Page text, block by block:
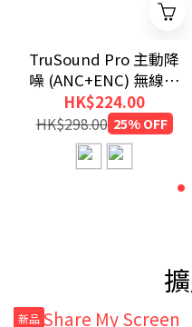
TruSound Pro 主動降
噪 (ANC+ENC) 無線藍
牙耳機
HK$224.00
HK$298.00 25% OFF
新品